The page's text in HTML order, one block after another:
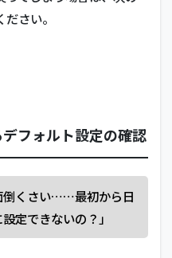
さい。
フォルト設定の確認
倒くさい……最初から日
定できないの？」